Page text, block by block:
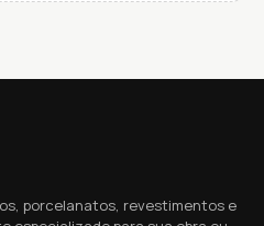
porcelanatos, revestimentos e